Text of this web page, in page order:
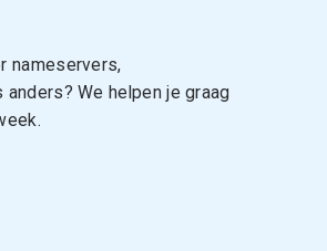
nameservers,
We helpen je graag